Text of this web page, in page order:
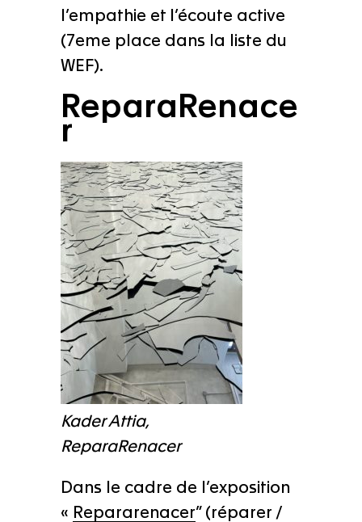
l’empathie et l’écoute active
(7eme place dans la liste du
WEF).
ReparaRenace
r
Kader Attia,
ReparaRenacer
Dans le cadre de l’exposition
« Repararenacer” (réparer /